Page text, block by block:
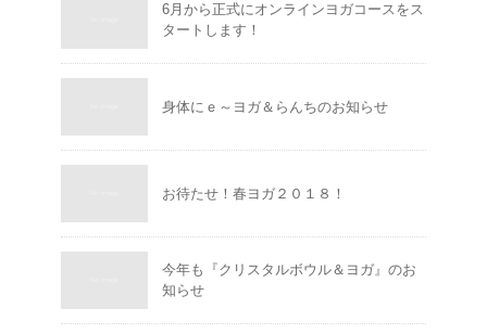
6月から正式にオンラインヨガコースをス
タートします！
身体にｅ～ヨガ＆らんちのお知らせ
お待たせ！春ヨガ２０１８！
今年も『クリスタルボウル＆ヨガ』のお
知らせ